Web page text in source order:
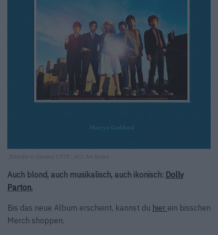
„Blondie in Camera 1978“, ACC Art Books
Auch blond, auch musikalisch, auch ikonisch: Dolly
Parton.
Bis das neue Album erscheint, kannst du hier ein bisschen
Merch shoppen.